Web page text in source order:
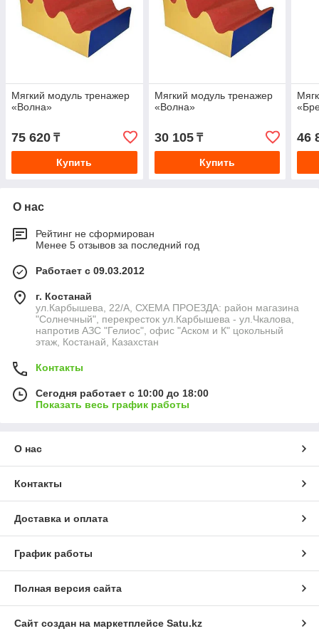
Мягкий модуль тренажер
«Волна»
75 620 ₸
Купить
Мягкий модуль тренажер
«Волна»
30 105₸
Купить
46
О нас
Рейтинг не сформирован
Менее 5 отзывов за последний год
Работает с 09.03.2012
г. Костанай
ул.Карбышева, 22/А, СХЕМА ПРОЕЗДА: район магазина
"Солнечный", перекресток ул.Карбышева - ул.Чкалова,
напротив АЗС "Гелиос", офис "Аском и К" цокольный
этаж, Костанай, Казахстан
Контакты
Сегодня работает с 10:00 до 18:00
Показать весь график работы
О нас
Контакты
Доставка и оплата
График работы
Полная версия сайта
Сайт создан на маркетплейсе Satu.kz